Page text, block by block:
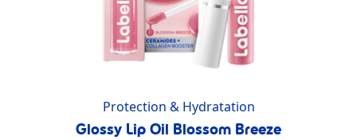
Protection & Hydratation
Glossy Lip Oil Blossom Breeze